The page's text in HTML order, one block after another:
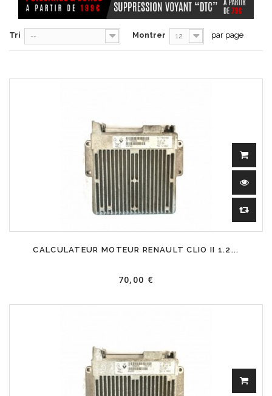
Tri -- Montrer 12 par page
CALCULATEUR MOTEUR RENAULT CLIO II 1.2...
70,00 €